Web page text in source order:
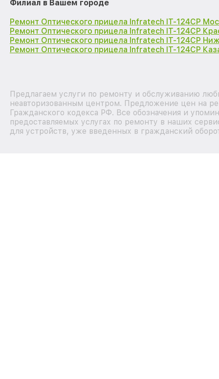
Филиал в Вашем городе
Ремонт Оптического прицела Infratech IT-124CP
Ремонт Оптического прицела Infratech IT-124CP
Ремонт Оптического прицела Infratech IT-124CP
Ремонт Оптического прицела Infratech IT-124CP
Предлагаем услуги по ремонту и обслуживанию
неавторизованным центром. Предложение цен на
Гражданского кодекса РФ. Все обозначения и
предоставляемых услугах по ремонту в наших
для устройств, уже введенных в гражданский